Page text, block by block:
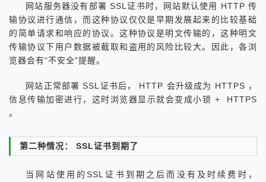
网站服务器没有部署 SSL证书时，网站默认使用 HTTP 传
输协议进行通信，而这种协议仅仅是早期发展起来的比较基础
的简单请求和响应的协议。这种协议是明文传输的，这种明文
传输协议下用户数据被截取和盗用的风险比较大。因此，各浏
览器会有“不安全”提醒。
网站正常部署 SSL证书后， HTTP 会升级成为 HTTPS ，
信息传输加密进行，这时浏览器显示就会变成小锁 + HTTPS
。
第二种情况： SSL证书到期了
当网站使用的SSL证书到期之后而没有及时续费时，